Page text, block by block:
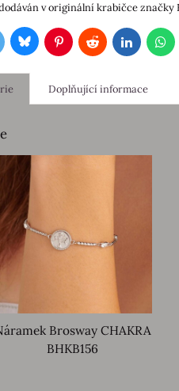
v originální krabičce značky
BlueskyPinterestRedditLinkedIn
Doplňující informace
Brosway CHAKRA
BHKB156